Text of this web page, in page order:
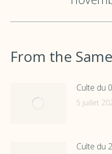
From the
Culte du
5 juillet
Culte du